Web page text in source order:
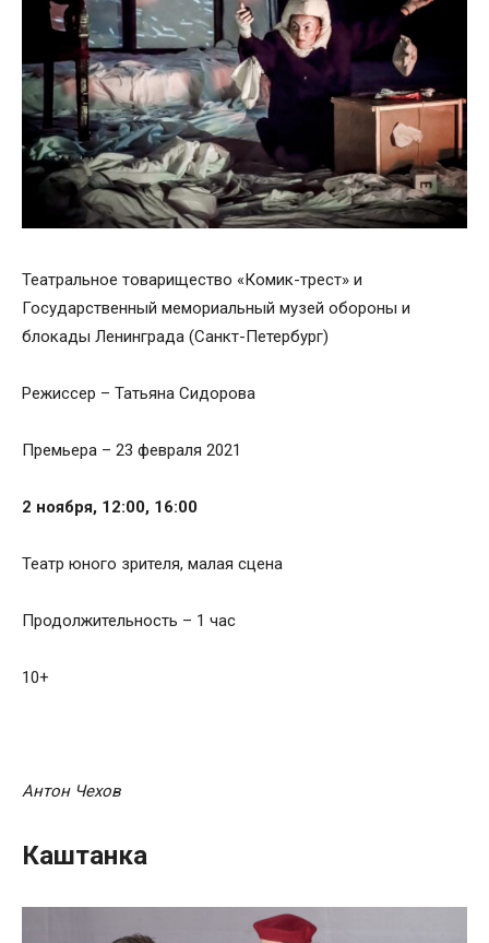
Театральное товарищество «Комик-трест» и
Государственный мемориальный музей обороны и
блокады Ленинграда (Санкт-Петербург)
Режиссер – Татьяна Сидорова
Премьера – 23 февраля 2021
2 ноября, 12:00, 16:00
Театр юного зрителя, малая сцена
Продолжительность – 1 час
10+
Антон Чехов
Каштанка